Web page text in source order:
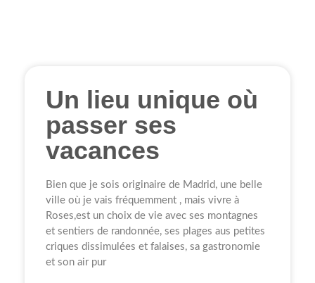
Un lieu unique où
passer ses
vacances
Bien que je sois originaire de Madrid, une belle
ville où je vais fréquemment , mais vivre à
Roses,est un choix de vie avec ses montagnes
et sentiers de randonnée, ses plages aus petites
criques dissimulées et falaises, sa gastronomie
et son air pur